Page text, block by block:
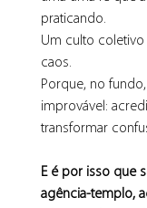
praticando.
Um culto coletivo
caos.
Porque, no
improvável:
transformar
E é por isso que
agência-templo,